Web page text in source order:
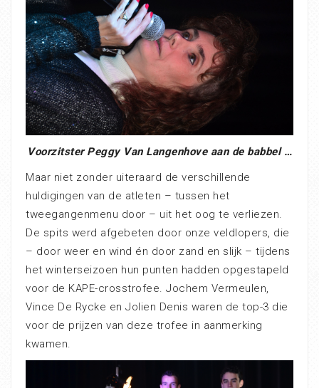
Voorzitster Peggy Van Langenhove aan de babbel …
Maar niet zonder uiteraard de verschillende
huldigingen van de atleten – tussen het
tweegangenmenu door – uit het oog te verliezen.
De spits werd afgebeten door onze veldlopers, die
– door weer en wind én door zand en slijk – tijdens
het winterseizoen hun punten hadden opgestapeld
voor de KAPE-crosstrofee. Jochem Vermeulen,
Vince De Rycke en Jolien Denis waren de top-3 die
voor de prijzen van deze trofee in aanmerking
kwamen.